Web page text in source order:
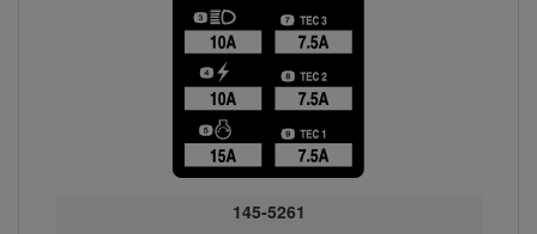
145-5261